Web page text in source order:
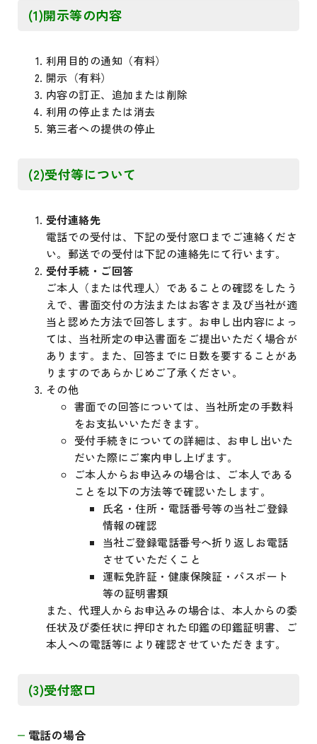
(1)開示等の内容
利用目的の通知（有料）
開示（有料）
内容の訂正、追加または削除
利用の停止または消去
第三者への提供の停止
(2)受付等について
受付連絡先
電話での受付は、下記の受付窓口までご連絡くださ
い。郵送での受付は下記の連絡先にて行います。
受付手続・ご回答
ご本人（または代理人）であることの確認をしたう
えで、書面交付の方法またはお客さま及び当社が適
当と認めた方法で回答します。お申し出内容によっ
ては、当社所定の申込書面をご提出いただく場合が
あります。また、回答までに日数を要することがあ
りますのであらかじめご了承ください。
その他
書面での回答については、当社所定の手数料
をお支払いいただきます。
受付手続きについての詳細は、お申し出いた
だいた際にご案内申し上げます。
ご本人からお申込みの場合は、ご本人である
ことを以下の方法等で確認いたします。
氏名・住所・電話番号等の当社ご登録
情報の確認
当社ご登録電話番号へ折り返しお電話
させていただくこと
運転免許証・健康保険証・パスポート
等の証明書類
また、代理人からお申込みの場合は、本人からの委
任状及び委任状に押印された印鑑の印鑑証明書、ご
本人への電話等により確認させていただきます。
(3)受付窓口
電話の場合